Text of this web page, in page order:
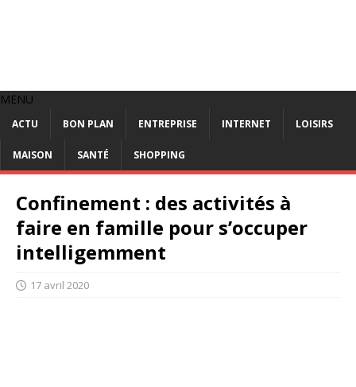
MENU
ACTU BON PLAN ENTREPRISE INTERNET LOISIRS
MAISON SANTÉ SHOPPING
Confinement : des activités à
faire en famille pour s’occuper
intelligemment
17 avril 2020